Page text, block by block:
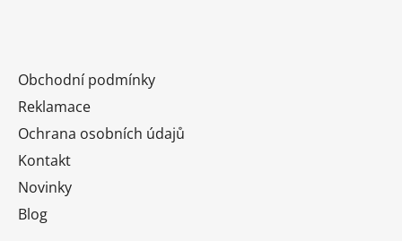
Obchodní podmínky
Reklamace
Ochrana osobních údajů
Kontakt
Novinky
Blog